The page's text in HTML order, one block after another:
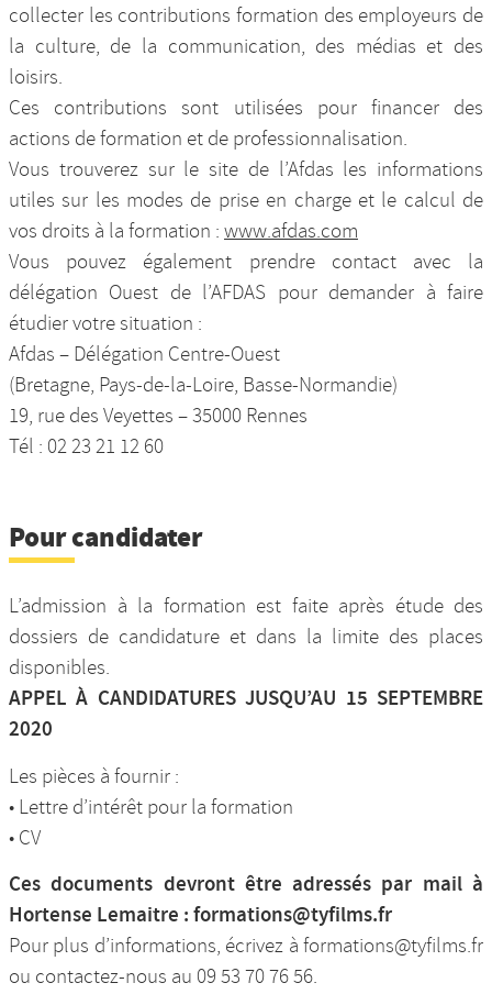
collecter les contributions formation des employeurs de
la culture, de la communication, des médias et des
loisirs.
Ces contributions sont utilisées pour financer des
actions de formation et de professionnalisation.
Vous trouverez sur le site de l’Afdas les informations
utiles sur les modes de prise en charge et le calcul de
vos droits à la formation : www.afdas.com
Vous pouvez également prendre contact avec la
délégation Ouest de l’AFDAS pour demander à faire
étudier votre situation :
Afdas – Délégation Centre-Ouest
(Bretagne, Pays-de-la-Loire, Basse-Normandie)
19, rue des Veyettes – 35000 Rennes
Tél : 02 23 21 12 60
Pour candidater
L’admission à la formation est faite après étude des
dossiers de candidature et dans la limite des places
disponibles.
APPEL À CANDIDATURES JUSQU’AU 15 SEPTEMBRE
2020
Les pièces à fournir :
• Lettre d’intérêt pour la formation
• CV
Ces documents devront être adressés par mail à
Hortense Lemaitre : formations@tyfilms.fr
Pour plus d’informations, écrivez à formations@tyfilms.fr
ou contactez-nous au 09 53 70 76 56.